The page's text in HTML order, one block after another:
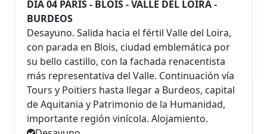
DÍA 04 PARÍS - BLOIS - VALLE DEL LOIRA -
BURDEOS
Desayuno. Salida hacia el fértil Valle del Loira,
con parada en Blois, ciudad emblemática por
su bello castillo, con la fachada renacentista
más representativa del Valle. Continuación vía
Tours y Poitiers hasta llegar a Burdeos, capital
de Aquitania y Patrimonio de la Humanidad,
importante región vinícola. Alojamiento.